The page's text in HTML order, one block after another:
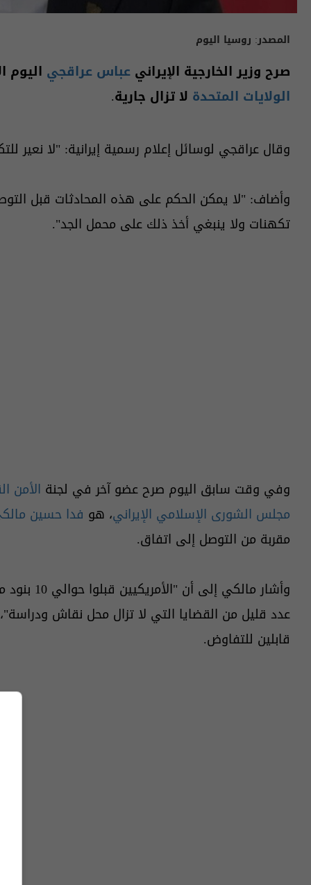
المصدر: روسيا اليوم
صرح وزير الخارجية ‌الإيراني عباس عراقجي اليوم
الولايات المتحدة لا تزال جارية.
وقال عراقجي لوسائل إعلام رسمية إيرانية: "لا نعير
وأضاف: "لا يمكن الحكم على هذه المحادثات قبل
تكهنات ولا ينبغي أخذ ذلك على محمل الجد".
وفي وقت سابق اليوم صرح عضو آخر في لجنة الأمن
مجلس الشورى الإسلامي الإيراني، هو فدا حسين
مقربة من التوصل إلى اتفاق.
عدد قليل من القضايا التي لا تزال محل نقاش
قابلين للتفاوض.